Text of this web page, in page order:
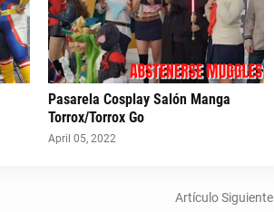
Pasarela Cosplay Salón Manga
Torrox/Torrox Go
April 05, 2022
Artículo Siguiente